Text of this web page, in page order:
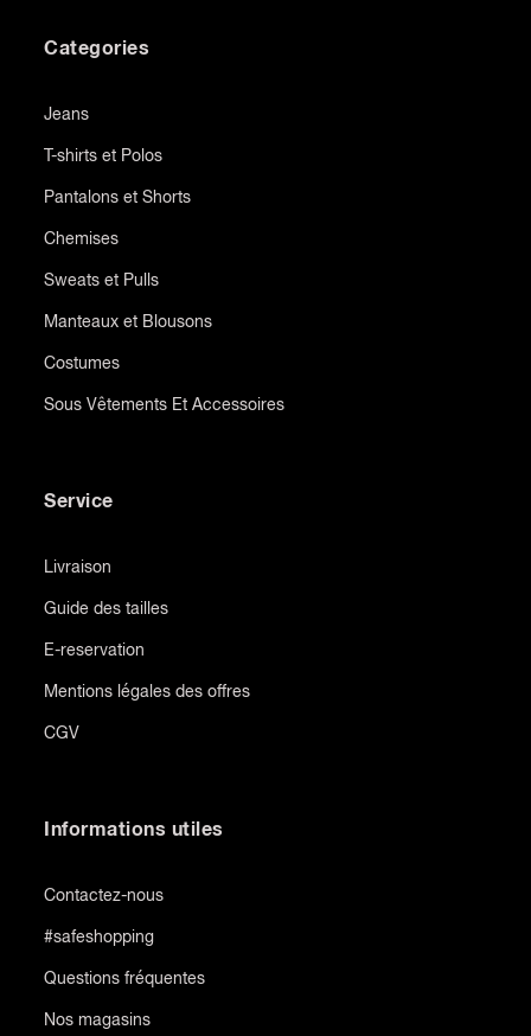
Categories
Jeans
T-shirts et Polos
Pantalons et Shorts
Chemises
Sweats et Pulls
Manteaux et Blousons
Costumes
Sous Vêtements Et Accessoires
Service
Livraison
Guide des tailles
E-reservation
Mentions légales des offres
CGV
Informations utiles
Contactez-nous
#safeshopping
Questions fréquentes
Nos magasins